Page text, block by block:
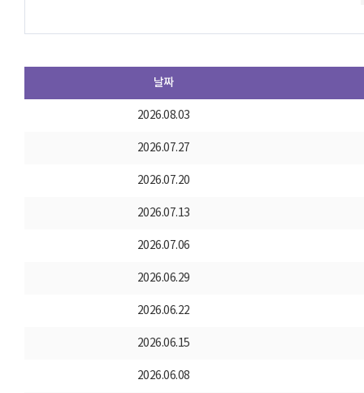
날짜
2026.08.03
2026.07.27
2026.07.20
2026.07.13
2026.07.06
2026.06.29
2026.06.22
2026.06.15
2026.06.08